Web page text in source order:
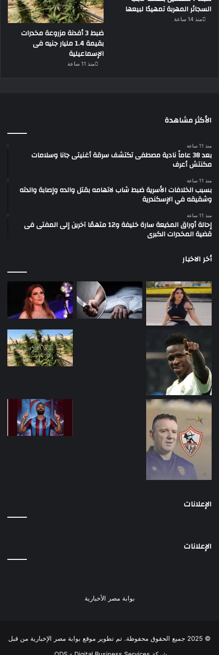
ضبط 3 أفدنة مزروعة مخدرات
بقيمة 1.4 مليار جنيه فى
الإسماعيلية
منذ 11 ساعة
السجائر المهربة تمهيدًا لبيعها
منذ 14 ساعة
الأكثر مشاهدة
منذ 11 ساعة
بعد 38 عاماً نادية مصطفى تكتشف سرقة أغنيتى جانا وسلامات
مكنتش أعرف
منذ 11 ساعة
بسبب الخلافات الأسرية ضبط شاب لاتهامه بقتل والده وإصابة والدته
وشقيقه في الإسكندرية
منذ 11 ساعة
إحالة أوراق المذيعة سارة خليفة و12 متهمًا آخرين إلى المفتى فى
قضية المخدرات الكبرى
أخر الاخبار
الإعلانات
الإعلانات
بوابة مصر الأخبارية
© 2025 جميع الحقوق محفوظة. تم تطوير موقع بوابة مصر الإخبارية من قبل